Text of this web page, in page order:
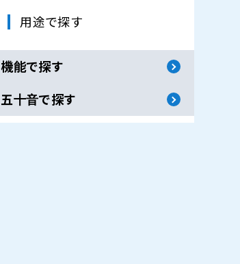
用途で探す
機能で探す
五十音で探す